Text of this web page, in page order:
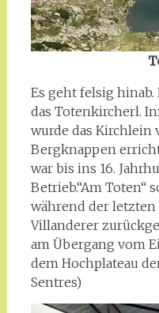
Es geht felsig
das Totenkircherl.
wurde das Kirchlein
Bergknappen
war bis ins 16.
Betrieb.“Am Toten“
während der
Villanderer
am Übergang vom
dem Hochplateau
Sentres)